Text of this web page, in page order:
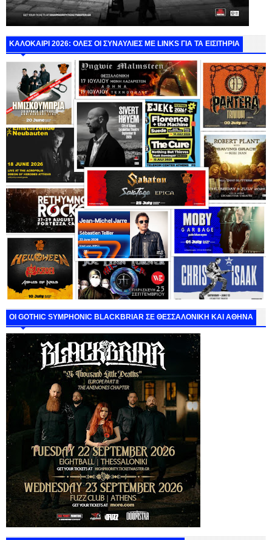
ΚΑΛΟΚΑΙΡΙ 2026: ΟΛΕΣ ΟΙ ΣΥΝΑΥΛΙΕΣ ΜΕ LINKS ΓΙΑ ΤΑ ΕΙΣΙΤΗΡΙΑ
ΟΙ GOTHIC SYMPHONIC BLACKBRIAR ΣΕ ΘΕΣΣΑΛΟΝΙΚΗ ΚΑΙ ΑΘΗΝΑ